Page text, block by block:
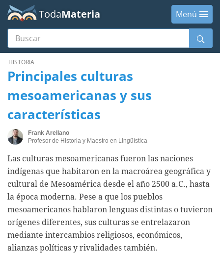
TodaMateria
Menú
Buscar
Menú
HISTORIA
Principales culturas
mesoamericanas y sus
características
Frank Arellano
Profesor de Historia y Maestro en Lingüística
Las culturas mesoamericanas fueron las naciones
indígenas que habitaron en la macroárea geográfica y
cultural de Mesoamérica desde el año 2500 a.C., hasta
la época moderna. Pese a que los pueblos
mesoamericanos hablaron lenguas distintas o tuvieron
orígenes diferentes, sus culturas se entrelazaron
mediante intercambios religiosos, económicos,
alianzas políticas y rivalidades también.